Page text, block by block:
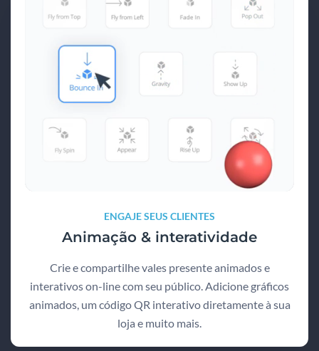
ENGAJE SEUS CLIENTES
Animação & interatividade
Crie e compartilhe vales presente animados e
interativos on-line com seu público. Adicione gráficos
animados, um código QR interativo diretamente à sua
loja e muito mais.